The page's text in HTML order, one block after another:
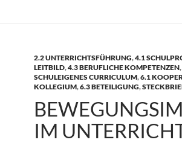
2.2 UNTERRICHTSFÜHRUNG,4.1
LEITBILD,4.3 BERUFLICHE KOMPETENZEN,
SCHULEIGENES CURRICULUM,6.1
KOLLEGIUM,6.3 BETEILIGUNG,
IM